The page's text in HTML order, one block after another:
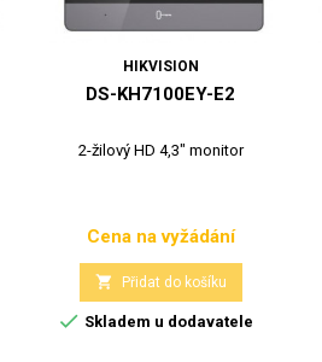
HIKVISION
DS-KH7100EY-E2
2-žilový HD 4,3" monitor
Cena
Cena na vyžádání
 Přidat do košíku
 Skladem u dodavatele